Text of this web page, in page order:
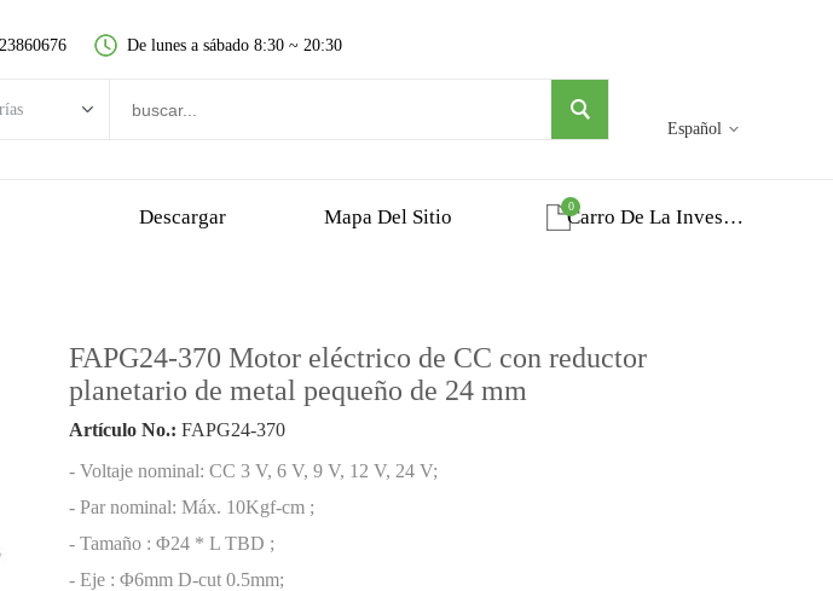
Español
De lunes a sábado 8:30 ~ 20:30
motor sin escobillas sin núcleo
de gusano
Descargar Mapa Del Sitio Carro De La Investigacion
0
FAPG24-370 Motor eléctrico de CC con reductor
planetario de metal pequeño de 24 mm
Artículo No.: FAPG24-370
- Voltaje nominal: CC 3 V, 6 V, 9 V, 12 V, 24 V;
- Par nominal: Máx. 10Kgf-cm ;
- Tamaño : Φ24 * L TBD ;
- Eje : Φ6mm D-cut 0.5mm;